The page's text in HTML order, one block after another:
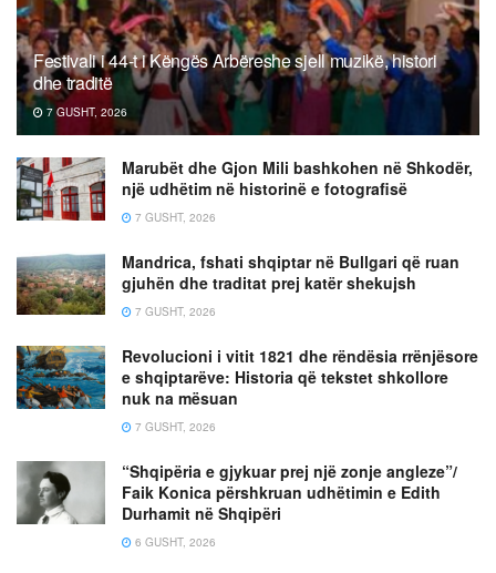
Festivali i 44-t i Këngës Arbëreshe sjell muzikë, histori
dhe traditë
7 GUSHT, 2026
Marubët dhe Gjon Mili bashkohen në Shkodër,
një udhëtim në historinë e fotografisë
7 GUSHT, 2026
Mandrica, fshati shqiptar në Bullgari që ruan
gjuhën dhe traditat prej katër shekujsh
7 GUSHT, 2026
Revolucioni i vitit 1821 dhe rëndësia rrënjësore
e shqiptarëve: Historia që tekstet shkollore
nuk na mësuan
7 GUSHT, 2026
“Shqipëria e gjykuar prej një zonje angleze”/
Faik Konica përshkruan udhëtimin e Edith
Durhamit në Shqipëri
6 GUSHT, 2026